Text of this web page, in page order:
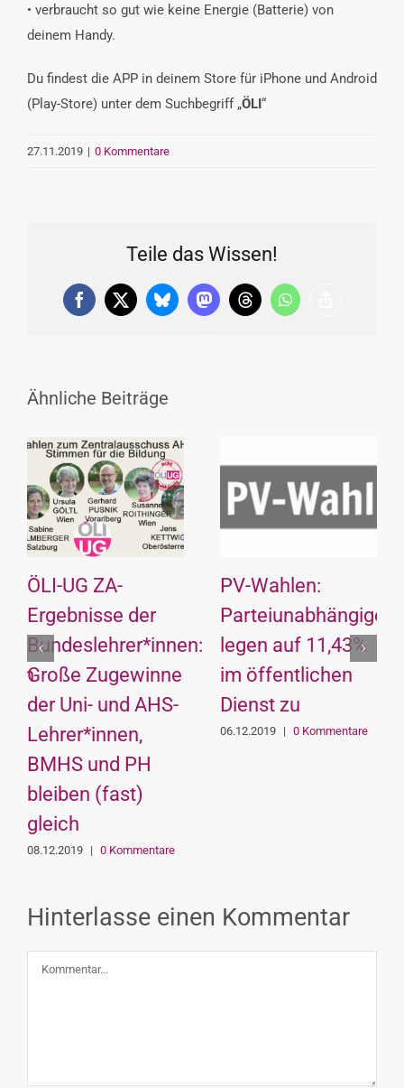
• verbraucht so gut wie keine Energie (Batterie) von
deinem Handy.
Du findest die APP in deinem Store für iPhone und Android
(Play-Store) unter dem Suchbegriff „ÖLI“
27.11.2019 | 0 Kommentare
Teile das Wissen!
Facebook
X BlueskyMastodonThreadsWhatsApp
Ähnliche Beiträge
ÖLI-UG ZA-
Ergebnisse der
Bundeslehrer*innen:
Große Zugewinne
der Uni- und AHS-
Lehrer*innen,
BMHS und PH
bleiben (fast)
gleich
08.12.2019 | 0 Kommentare
PV-Wahlen:
Parteiunabhängige
legen auf 11,43%
im öffentlichen
Dienst zu
06.12.2019 | 0 Kommentare
Hinterlasse einen Kommentar
Kommentar